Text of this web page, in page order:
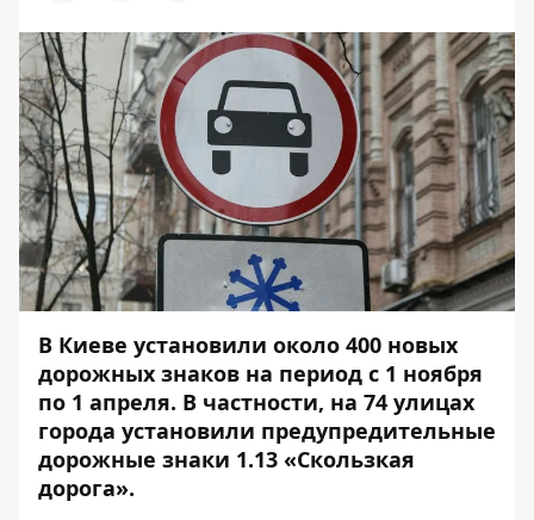
В Киеве установили около 400 новых
дорожных знаков на период с 1 ноября
по 1 апреля. В частности, на 74 улицах
города установили предупредительные
дорожные знаки 1.13 «Скользкая
дорога».